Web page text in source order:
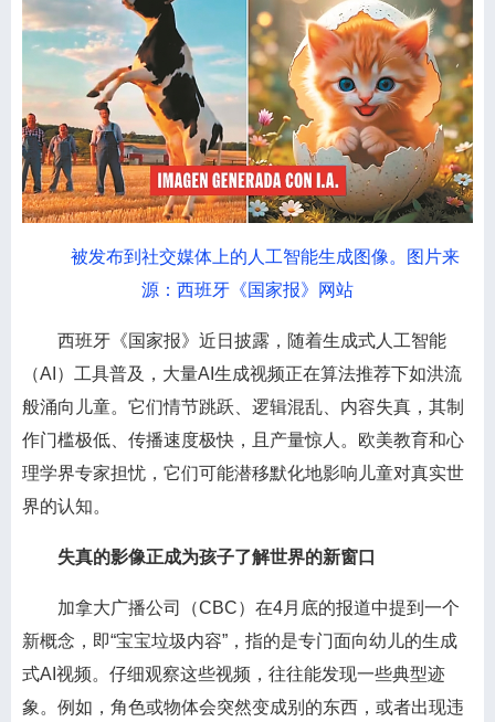
被发布到社交媒体上的人工智能生成图像。图片来
源：西班牙《国家报》网站
西班牙《国家报》近日披露，随着生成式人工智能
（AI）工具普及，大量AI生成视频正在算法推荐下如洪流
般涌向儿童。它们情节跳跃、逻辑混乱、内容失真，其制
作门槛极低、传播速度极快，且产量惊人。欧美教育和心
理学界专家担忧，它们可能潜移默化地影响儿童对真实世
界的认知。
失真的影像正成为孩子了解世界的新窗口
加拿大广播公司（CBC）在4月底的报道中提到一个
新概念，即“宝宝垃圾内容”，指的是专门面向幼儿的生成
式AI视频。仔细观察这些视频，往往能发现一些典型迹
象。例如，角色或物体会突然变成别的东西，或者出现违